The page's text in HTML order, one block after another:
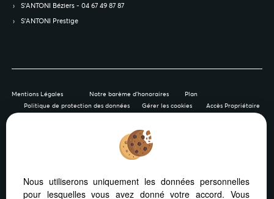
S’ANTONI Béziers - 04 67 49 87 87
S’ANTONI Prestige
Mentions Légales Notre barème d'honoraires
Plan
Politique de protection des données
Gérer les cookies Accès Propriétaire
Afin de vous offrir un confort de lecture permanent, depuis
votre PC, votre tablette ou votre smartphone, notre site
Nous utiliserons uniquement les données personnelles
pour lesquelles vous avez donné votre accord. Vous